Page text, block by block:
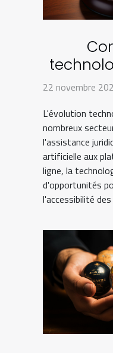
t-elle
22 novembre
L'évolution
nombreux
l'assistance
artificielle aux
ligne, la
d'opportunités
l'accessibilité des